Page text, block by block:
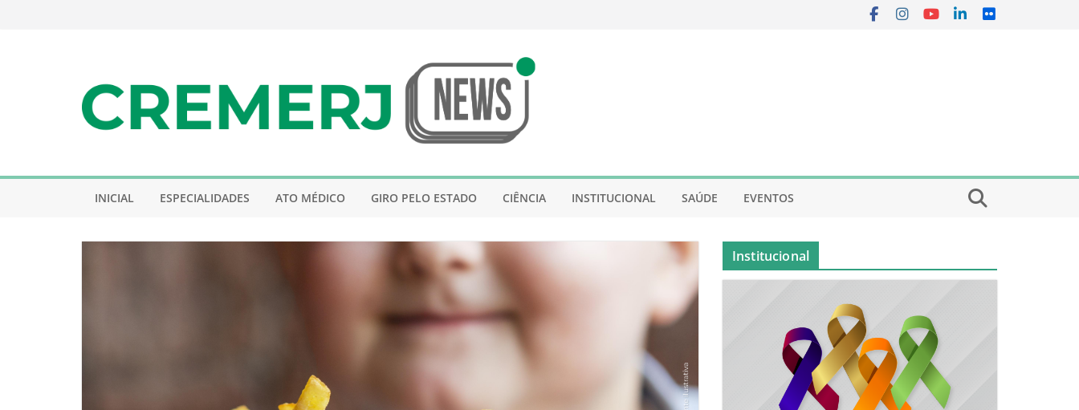
INICIAL ESPECIALIDADES ATO MÉDICO GIRO PELO ESTADO CIÊNCIA INSTITUCIONAL SAÚDE EVENTOS
Institucional